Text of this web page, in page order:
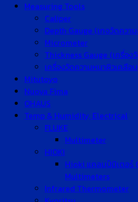
Measuring Tools
Caliper
Depth Gauge (เกจวัดควา
Micrometer
Thickness Gauge (เครื่อง
เครื่องวัดความหนาผิวเคลือบ
Mitutoyo
Nuova Fima
OHAUS
Temp & Humidity, Electrical
FLUKE
Multimeter
HIOKI
Hioki แคลมป์มิเตอร์
Multimeters
Infrared Thermometer